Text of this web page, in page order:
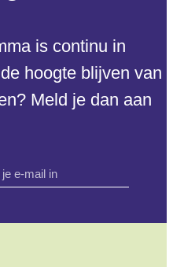
is continu in
hoogte blijven van
Meld je dan aan